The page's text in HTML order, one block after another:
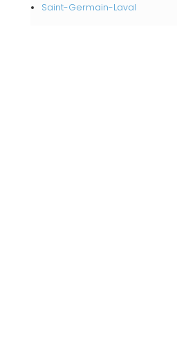
Saint-Germain-Laval